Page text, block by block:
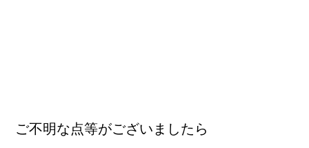
ご不明な点等がございましたら